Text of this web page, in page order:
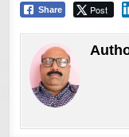
Share Post